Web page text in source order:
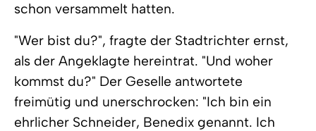
schon versammelt hatten.
"Wer bist du?", fragte der Stadtrichter ernst,
als der Angeklagte hereintrat. "Und woher
kommst du?" Der Geselle antwortete
freimütig und unerschrocken: "Ich bin ein
ehrlicher Schneider, Benedix genannt. Ich